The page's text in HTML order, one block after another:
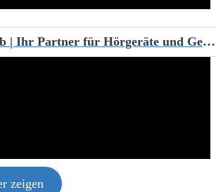
Hörakustik Kolb | Ihr Partner für Hörgeräte und Gehörschutz | Hörtest
zeigen